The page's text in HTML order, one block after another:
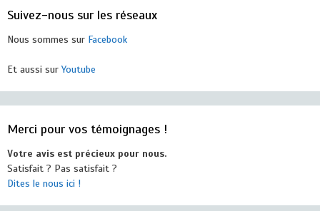
Suivez-nous sur les réseaux
Nous sommes sur Facebook
Et aussi surYoutube
Merci pour vos témoignages !
Votre avis est précieux pour nous.
Satisfait ? Pas satisfait ?
Dites le nous ici !